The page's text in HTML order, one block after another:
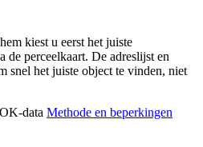
kiest u eerst het juiste
de perceelkaart. De adreslijst en
snel het juiste object te vinden, niet
data Methode en beperkingen